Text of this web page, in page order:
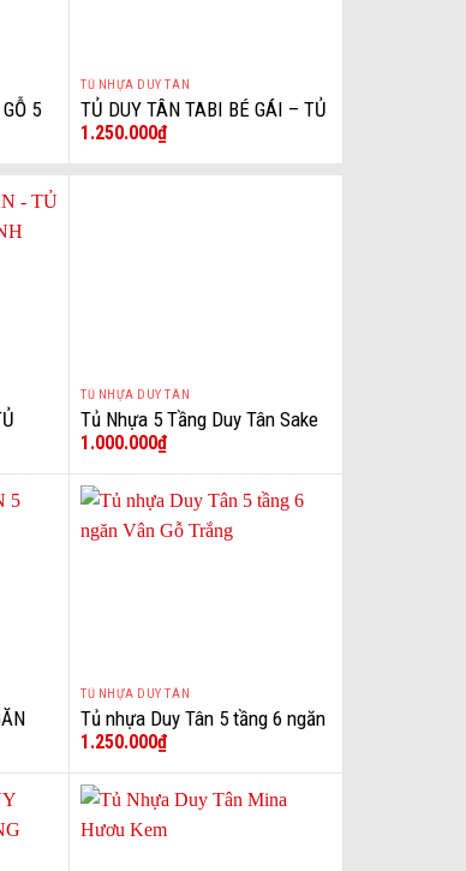
5
+
TỦ NHỰA DUY TÂN
TỦ DUY TÂN TABI BÉ GÁI – TỦ
NHỰA DUY TÂN HÀ NỘI
1.250.000₫
+
TỦ NHỰA DUY TÂN
Tủ Nhựa 5 Tầng Duy Tân Sake
– Màu Kem
1.000.000₫
+
TỦ NHỰA DUY TÂN
Tủ nhựa Duy Tân 5 tầng 6 ngăn
Vân Gỗ Trắng
1.250.000₫